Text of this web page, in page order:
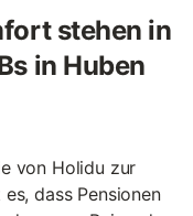
stehen in
in Huben
von Holidu zur
dass Pensionen